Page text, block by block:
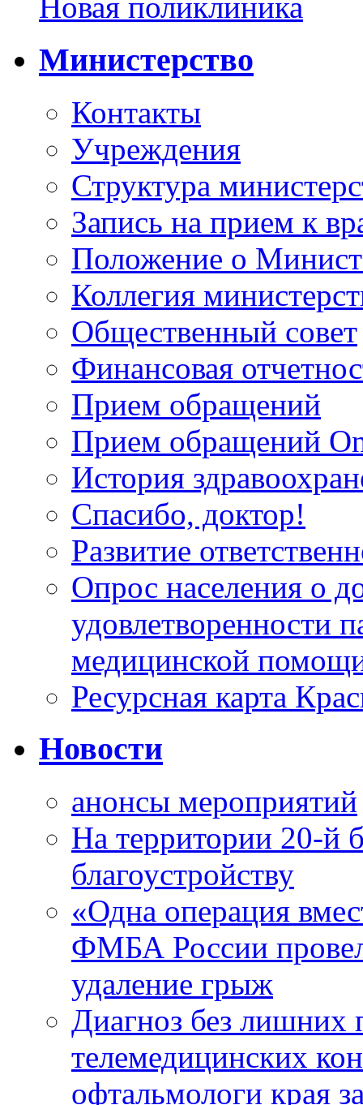
Новая поликлиника
Министерство
Контакты
Учреждения
Структура
Запись на прием к
Положение о
Коллегия
Общественный совет
Финансовая
Прием обращений
Прием обращений
История
Спасибо, доктор!
Развитие
Опрос населения о
удовлетворенности
медицинской
Ресурсная карта
Новости
анонсы мероприятий
На территории 20-й
благоустройству
«Одна операция
ФМБА России
удаление грыж
Диагноз без лишних
телемедицинских
офтальмологи края